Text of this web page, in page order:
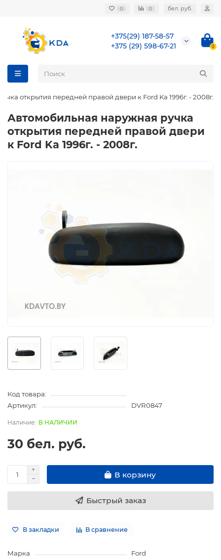
0 0 бел. руб.
+375(29) 187-58-57
+375 (29) 598-67-21
0
открытия передней правой двери к Ford Ka 1996г. - 2008г.
Автомобильная наружная ручка
открытия передней правой двери
к Ford Ka 1996г. - 2008г.
Код товара:
Артикул:
DVR0847
В НАЛИЧИИ
30 бел. руб.
В корзину
Быстрый заказ
В закладки В сравнение
Марка
Ford